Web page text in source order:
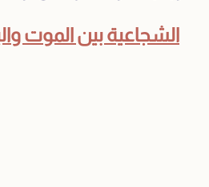
الشجاعية بين الموت